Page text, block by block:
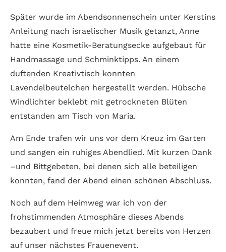
Später wurde im Abendsonnenschein unter Kerstins
Anleitung nach israelischer Musik getanzt, Anne
hatte eine Kosmetik-Beratungsecke aufgebaut für
Handmassage und Schminktipps. An einem
duftenden Kreativtisch konnten
Lavendelbeutelchen hergestellt werden. Hübsche
Windlichter beklebt mit getrockneten Blüten
entstanden am Tisch von Maria.
Am Ende trafen wir uns vor dem Kreuz im Garten
und sangen ein ruhiges Abendlied. Mit kurzen Dank
–und Bittgebeten, bei denen sich alle beteiligen
konnten, fand der Abend einen schönen Abschluss.
Noch auf dem Heimweg war ich von der
frohstimmenden Atmosphäre dieses Abends
bezaubert und freue mich jetzt bereits von Herzen
auf unser nächstes Frauenevent.